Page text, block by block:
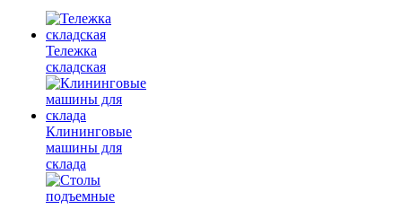
Тележка
складская
Клининговые
машины для
склада